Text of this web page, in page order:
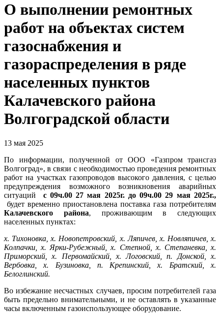
О выполнении ремонтных
работ на объектах систем
газоснабжения и
газораспределения в ряде
населенных пунктов
Калачевского района
Волгоградской области
13 мая 2025
По информации, полученной от ООО «Газпром трансгаз
Волгоград», в связи с необходимостью проведения ремонтных
работ на участках газопроводов высокого давления, с целью
предупреждения возможного возникновения аварийных
ситуаций с 09ч.00 27 мая 2025г. до 09ч.00 29 мая 2025г.,
будет временно приостановлена поставка газа потребителям
Калачевского района, проживающим в следующих
населенных пунктах:
х. Тихоновка, х. Новопетровский, х. Ляпичев, х. Новляпичев, х.
Колпачки, х. Ярки-Рубежный, х. Степной, х. Степаневка, х.
Приморский, х. Первомайский, х. Логовский, п. Донской, х.
Вербовка, х. Бузиновка, п. Крепинский, х. Братский, х.
Белоглинский.
Во избежание несчастных случаев, просим потребителей газа
быть предельно внимательными, и не оставлять в указанные
часы включенным газоиспользующее оборудование.